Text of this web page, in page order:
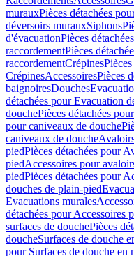
murauxPièces détachées
déversoirs murauxSiphons
d'évacuationPièces
raccordementPièces
raccordementCrépines
CrépinesAccessoiresPièces
baignoiresDouches
détachées pour Evacuation
douchePièces détachées
pour caniveaux de douche
caniveaux de douche
piedPièces détachées pour
piedAccessoires pour
piedPièces détachées pour
douches de plain-pied
Evacuations murales
détachées pour Accessoires
surfaces de douchePièces
doucheSurfaces de douche
pour Surfaces de douche en